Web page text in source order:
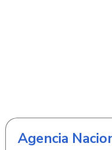
Agencia